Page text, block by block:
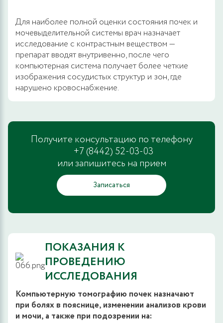
Для наиболее полной оценки состояния почек и
мочевыделительной системы врач назначает
исследование с контрастным веществом —
препарат вводят внутривенно, после чего
компьютерная система получает более четкие
изображения сосудистых структур и зон, где
нарушено кровоснабжение.
Получите консультацию по телефону
+7 (8442) 52-03-03
или запишитесь на прием
Записаться
ПОКАЗАНИЯ К
ПРОВЕДЕНИЮ
ИССЛЕДОВАНИЯ
Компьютерную томографию почек назначают
при болях в пояснице, изменении анализов крови
и мочи, а также при подозрении на: